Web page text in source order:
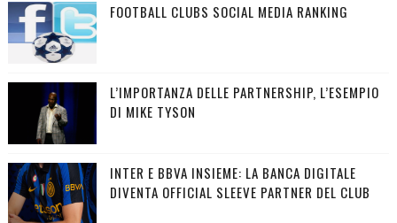
FOOTBALL CLUBS SOCIAL MEDIA RANKING
L’IMPORTANZA DELLE PARTNERSHIP, L’ESEMPIO
DI MIKE TYSON
INTER E BBVA INSIEME: LA BANCA DIGITALE
DIVENTA OFFICIAL SLEEVE PARTNER DEL CLUB